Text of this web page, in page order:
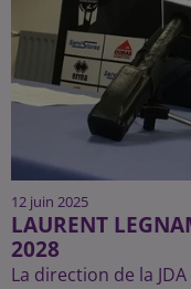
12 juin 2025
LAURENT
2028
La direction de la